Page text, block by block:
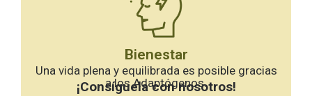
Bienestar
Una vida plena y equilibrada es posible gracias
a los Adaptógenos.
¡Consíguela con nosotros!